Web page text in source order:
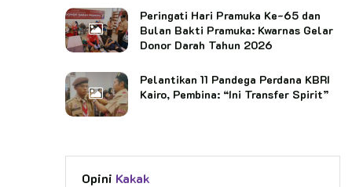
Peringati Hari Pramuka Ke-65 dan
Bulan Bakti Pramuka: Kwarnas Gelar
Donor Darah Tahun 2026
Pelantikan 11 Pandega Perdana KBRI
Kairo, Pembina: “Ini Transfer Spirit”
Opini Kakak